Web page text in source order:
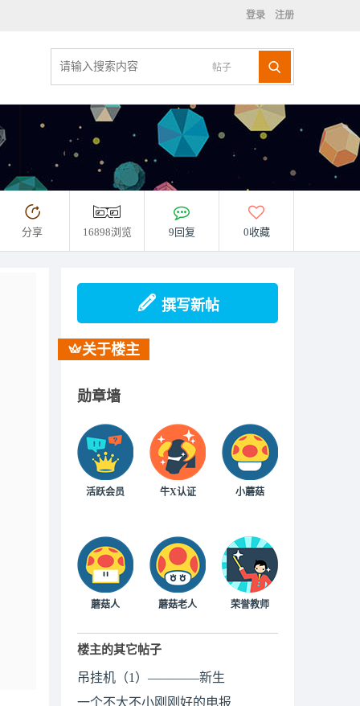
登录 注册
帖子
分享 16898浏览 9回复 0收藏
撰写新帖
关于楼主
勋章墙
活跃会员 牛X认证 小蘑菇
蘑菇人 蘑菇老人 荣誉教师
楼主的其它帖子
吊挂机（1）————新生
一个不大不小刚刚好的电报